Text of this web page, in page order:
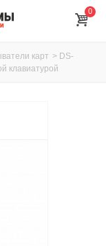
0
карт > DS-
клавиатурой